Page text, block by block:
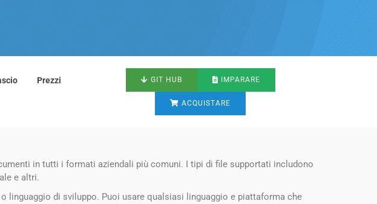
Prezzi GIT HUB IMPARARE
ACQUISTARE
in tutti i formati aziendali più comuni. I tipi di file supportati includono
e altri.
linguaggio di sviluppo. Puoi usare qualsiasi linguaggio e piattaforma che